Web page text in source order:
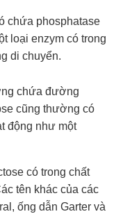
chứa phosphatase
loại enzym có trong
di chuyển.
chứa đường
cũng thường có
động như một
có trong chất
tên khác của các
ống dẫn Garter và